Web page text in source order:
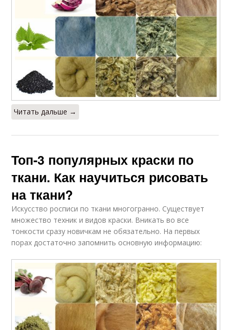
Читать дальше →
Топ-3 популярных краски по
ткани. Как научиться рисовать
на ткани?
Искусство росписи по ткани многогранно. Существует
множество техник и видов краски. Вникать во все
тонкости сразу новичкам не обязательно. На первых
порах достаточно запомнить основную информацию: